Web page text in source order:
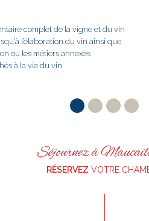
complet de la vigne et du vin
l’élaboration du vin ainsi que
ou les métiers annexes
à la vie du vin.
Séjournez à
RÉSERVEZ VOTRE